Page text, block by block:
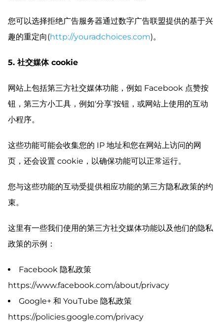
您可以选择拒绝广告服务器通过数字广告联盟提供的基于兴
趣的重定向(http://youradchoices.com)。
5. 社交媒体 cookie
网站上包括第三方社交媒体功能，例如 Facebook 点赞按
钮，第三方小工具，例如‘分享’按钮，或网站上使用的互动
小程序。
这些功能可能会收集您的 IP 地址和您在网站上访问的网
页，还会设置 cookie，以确保功能可以正常运行。
您与这些功能的互动受提供相应功能的第三方隐私政策的约
束。
这里有一些我们使用的第三方社交媒体功能以及他们的隐私
政策的示例：
Facebook 隐私政策
https://www.facebook.com/about/privacy
Google+ 和 YouTube 隐私政策
https://policies.google.com/privacy